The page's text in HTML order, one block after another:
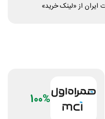
از «لینک خرید»
100%